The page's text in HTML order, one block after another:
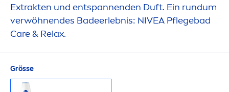
Extrakten und entspannenden Duft. Ein rundum
verwöhnendes Badeerlebnis: NIVEA Pflegebad
Care& Relax.
Grösse